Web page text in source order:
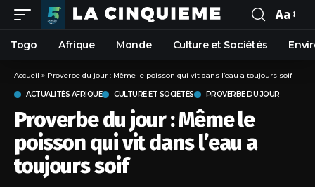
Aa
Togo Afrique Monde Culture et Sociétés
Accueil » Proverbe du jour : Même le poisson qui vit dans l’eau a toujours soif
ACTUALITÉS AFRIQUE CULTURE ET SOCIÉTÉS PROVERBE DU JOUR
Proverbe du jour : Même le
poisson qui vit dans l’eau a
toujours soif